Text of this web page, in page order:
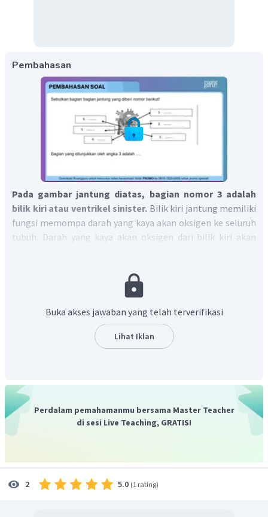
Pembahasan
Pada gambar jantung diatas, bagian nomor 3 adalah
bilik kiri atau ventrikel sinister. Bilik kiri jantung memiliki
fungsi memompa darah yang kaya akan oksigen ke seluruh
tubuh. Darah yang kaya akan oksigen dari bilik kiri akan
Buka akses jawaban yang telah terverifikasi
Lihat Iklan
Perdalam pemahamanmu bersama Master Teacher
di sesi Live Teaching, GRATIS!
2 5.0 (1 rating)